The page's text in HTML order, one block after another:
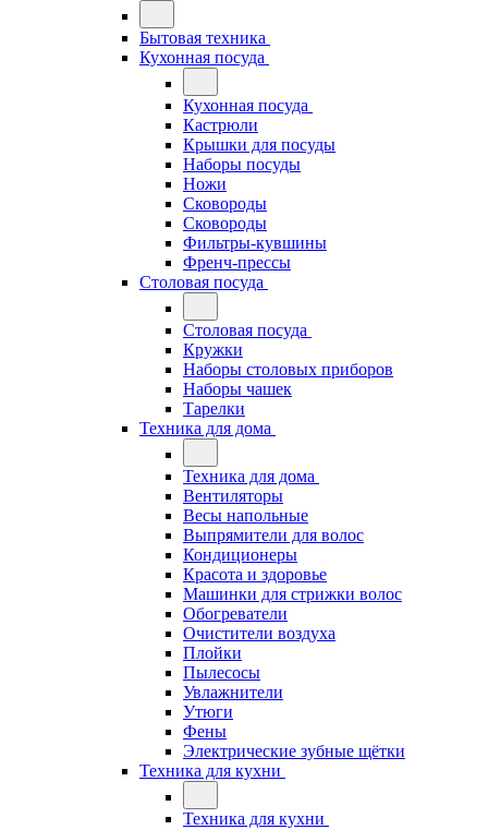
Бытовая техника
Кухонная посуда
Кухонная посуда
Кастрюли
Крышки для посуды
Наборы посуды
Ножи
Сковороды
Сковороды
Фильтры-кувшины
Френч-прессы
Столовая посуда
Столовая посуда
Кружки
Наборы столовых приборов
Наборы чашек
Тарелки
Техника для дома
Техника для дома
Вентиляторы
Весы напольные
Выпрямители для волос
Кондиционеры
Красота и здоровье
Машинки для стрижки волос
Обогреватели
Очистители воздуха
Плойки
Пылесосы
Увлажнители
Утюги
Фены
Электрические зубные щётки
Техника для кухни
Техника для кухни